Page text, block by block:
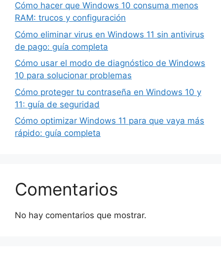
Cómo hacer que Windows 10 consuma menos
RAM: trucos y configuración
Cómo eliminar virus en Windows 11 sin antivirus
de pago: guía completa
Cómo usar el modo de diagnóstico de Windows
10 para solucionar problemas
Cómo proteger tu contraseña en Windows 10 y
11: guía de seguridad
Cómo optimizar Windows 11 para que vaya más
rápido: guía completa
Comentarios
No hay comentarios que mostrar.